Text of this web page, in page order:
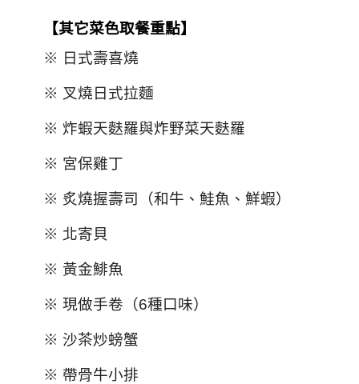
【其它菜色取餐重點】
※ 日式壽喜燒
※ 叉燒日式拉麵
※ 炸蝦天麩羅與炸野菜天麩羅
※ 宮保雞丁
※ 炙燒握壽司（和牛、鮭魚、鮮蝦）
※ 北寄貝
※ 黃金鯡魚
※ 現做手卷（6種口味）
※ 沙茶炒螃蟹
※ 帶骨牛小排